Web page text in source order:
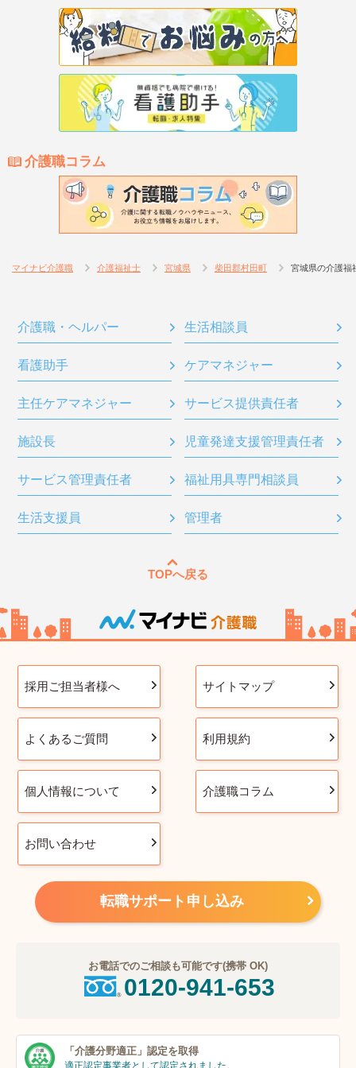
介護職コラム
マイナビ介護職 介護福祉士 宮城県 柴田郡村田町 宮城県の介護福
介護職・ヘルパー 生活相談員
看護助手 ケアマネジャー
主任ケアマネジャー サービス提供責任者
施設長 児童発達支援管理責任者
サービス管理責任者 福祉用具専門相談員
生活支援員 管理者
TOPへ戻る
採用ご担当者様へ サイトマップ
よくあるご質問 利用規約
個人情報について 介護職コラム
お問い合わせ
転職サポート申し込み
お電話でのご相談も可能です(携帯 OK)
0120-941-653
「介護分野適正」 認定を取得
適正認定事業者として認定されました。